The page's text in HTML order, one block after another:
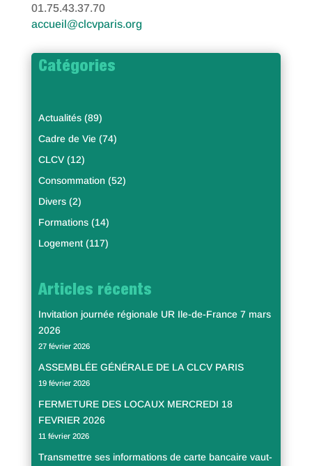
01.75.43.37.70
accueil@clcvparis.org
Catégories
Actualités(89)
Cadre de Vie(74)
CLCV(12)
Consommation(52)
Divers(2)
Formations(14)
Logement(117)
Articles récents
Invitation journée régionale UR Ile-de-France 7 mars
2026
27 février 2026
ASSEMBLÉE GÉNÉRALE DE LA CLCV PARIS
19 février 2026
FERMETURE DES LOCAUX MERCREDI 18
FEVRIER 2026
11 février 2026
Transmettre ses informations de carte bancaire vaut-